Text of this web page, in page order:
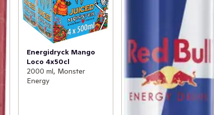
Energidryck Mango
Loco 4x50cl
2000 ml, Monster
Energy